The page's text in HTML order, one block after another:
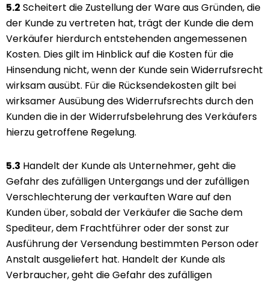
5.2 Scheitert die Zustellung der Ware aus Gründen, die
der Kunde zu vertreten hat, trägt der Kunde die dem
Verkäufer hierdurch entstehenden angemessenen
Kosten. Dies gilt im Hinblick auf die Kosten für die
Hinsendung nicht, wenn der Kunde sein Widerrufsrecht
wirksam ausübt. Für die Rücksendekosten gilt bei
wirksamer Ausübung des Widerrufsrechts durch den
Kunden die in der Widerrufsbelehrung des Verkäufers
hierzu getroffene Regelung.
5.3 Handelt der Kunde als Unternehmer, geht die
Gefahr des zufälligen Untergangs und der zufälligen
Verschlechterung der verkauften Ware auf den
Kunden über, sobald der Verkäufer die Sache dem
Spediteur, dem Frachtführer oder der sonst zur
Ausführung der Versendung bestimmten Person oder
Anstalt ausgeliefert hat. Handelt der Kunde als
Verbraucher, geht die Gefahr des zufälligen